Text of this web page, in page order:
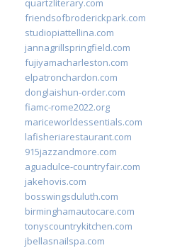
friendsofbroderickpark.com
studiopiattellina.com
jannagrillspringfield.com
fujiyamacharleston.com
elpatronchardon.com
donglaishun-order.com
fiamc-rome2022.org
mariceworldessentials.com
lafisheriarestaurant.com
915jazzandmore.com
aguadulce-countryfair.com
jakehovis.com
bosswingsduluth.com
birminghamautocare.com
tonyscountrykitchen.com
jbellasnailspa.com